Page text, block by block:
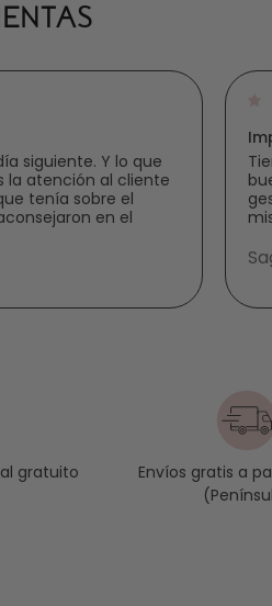
en innovación
OFRECE CPI
regeneración cutánea
acelerar la recuperación
y resistencia de la piel.
profunda y elasticidad.
para mejorar la
la piel.
siguiente. Y lo que
la atención al cliente
tenía sobre el
en el
gratuito
Envíos gratis a